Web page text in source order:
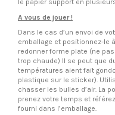
le papier support en
A vous de jouer !
Dans le cas d’un envoi de
emballage et positionnez-le
redonner forme plate (ne
trop chaude) Il se peut que
températures aient fait
plastique sur le sticker).
chasser les bulles d’air. La
prenez votre temps et
fourni dans l’emballage.